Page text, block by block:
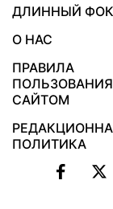
ДЛИННЫЙ
О НАС
ПРАВИЛА
ПОЛЬЗОВАНИЯ
САЙТОМ
ПОЛИТИКА